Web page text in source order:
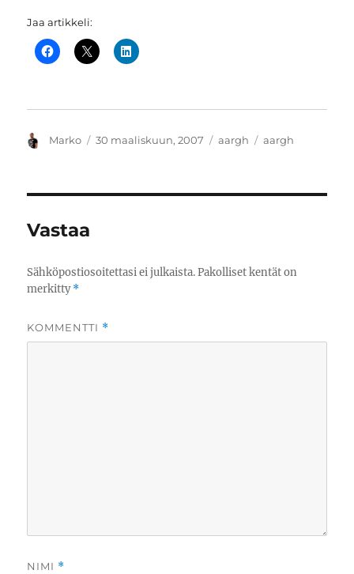
Jaa artikkeli:
Kirjoittaja
Marko Julkaistu
30 maaliskuun, 2007 Kategoriat
aargh Avainsanat
aargh
Vastaa
Sähköpostiosoitettasi ei julkaista. Pakolliset kentät on
merkitty*
KOMMENTTI *
NIMI *